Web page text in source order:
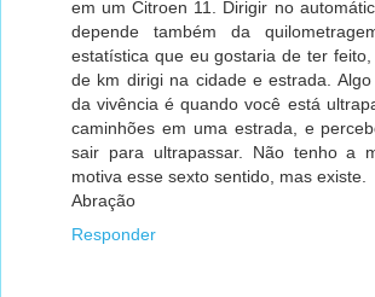
em um Citroen 11. Dirigir no
depende também da
estatística que eu gostaria de ter
de km dirigi na cidade e estrada.
da vivência é quando você está
caminhões em uma estrada, e
sair para ultrapassar. Não tenho a
motiva esse sexto sentido, mas existe.
Abração
Responder